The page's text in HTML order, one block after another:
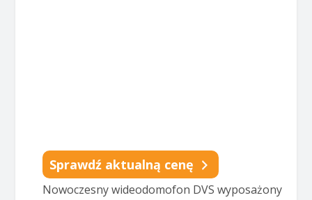
Sprawdź aktualną cenę
Nowoczesny wideodomofon DVS wyposażony